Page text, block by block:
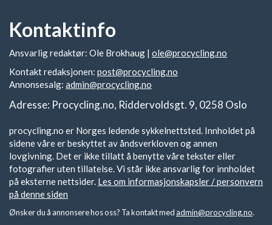
Kontaktinfo
Ansvarlig redaktør: Ole Brokhaug | ole@procycling.no
Kontakt redaksjonen: post@procycling.no
Annonsesalg: admin@procycling.no
Adresse: Procycling.no, Riddervoldsgt. 9, 0258 Oslo
procycling.no er Norges ledende sykkelnettsted. Innholdet på
sidene våre er beskyttet av åndsverkloven og annen
lovgivning. Det er ikke tillatt å benytte våre tekster eller
fotografier uten tillatelse. Vi står ikke ansvarlig for innholdet
på eksterne nettsider. Les om informasjonskapsler / personvern
på denne siden
Ønsker du å annonsere hos oss? Ta kontakt medadmin@procycling.no.